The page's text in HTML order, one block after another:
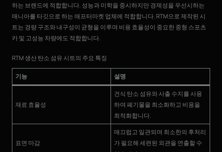
하는 브랜드에 적합합니다. 성능과 미학을 중시하지만 경제성을 우선시하는
매니아를 타깃으로 하는 애프터마켓 업체에 적합합니다. RTM으로 제작된 시
트는 경량 구조와 내구성이 균형을 이루며 비용 효율성이 중요한 중형 스포츠
카 및 고성능 차량에도 적합합니다.
RTM 생산 탄소 섬유 시트의 주요 특징
기능 설명
재료 효율성
건식 탄소 섬유와 사출 수지를 사용
하여 폐기물을 최소화하고 비용을
최적화합니다.
표면 마감
매끄럽고 일관되며 최소한의 후처리
가 필요해 세련된 외관을 연출할 수